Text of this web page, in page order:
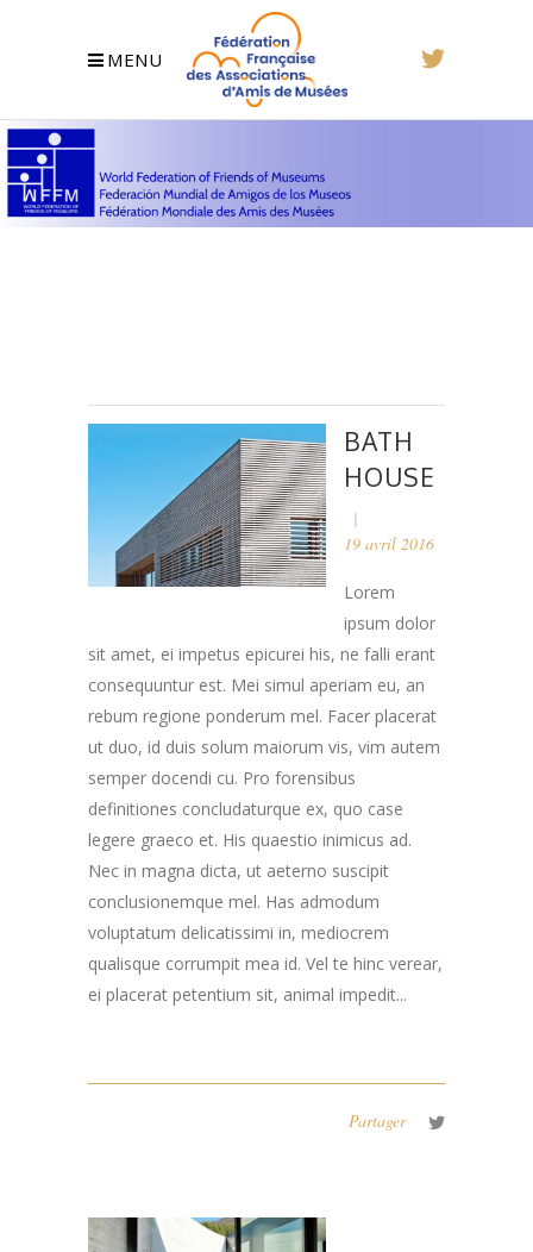
MENU
BATH
HOUSE
19 avril 2016
Lorem
ipsum dolor
sit amet, ei impetus epicurei his, ne falli erant
consequuntur est. Mei simul aperiam eu, an
rebum regione ponderum mel. Facer placerat
ut duo, id duis solum maiorum vis, vim autem
semper docendi cu. Pro forensibus
definitiones concludaturque ex, quo case
legere graeco et. His quaestio inimicus ad.
Nec in magna dicta, ut aeterno suscipit
conclusionemque mel. Has admodum
voluptatum delicatissimi in, mediocrem
qualisque corrumpit mea id. Vel te hinc verear,
ei placerat petentium sit, animal impedit...
Partager